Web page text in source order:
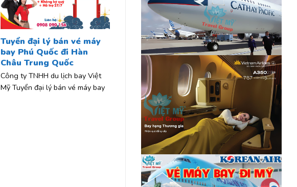
Tuyển đại lý bán vé máy
bay Phú Quốc đi Hàn
Châu Trung Quốc
Công ty TNHH du lịch bay Việt
Mỹ Tuyển đại lý bán vé máy bay